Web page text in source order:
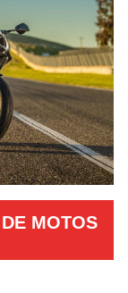
MOTOS